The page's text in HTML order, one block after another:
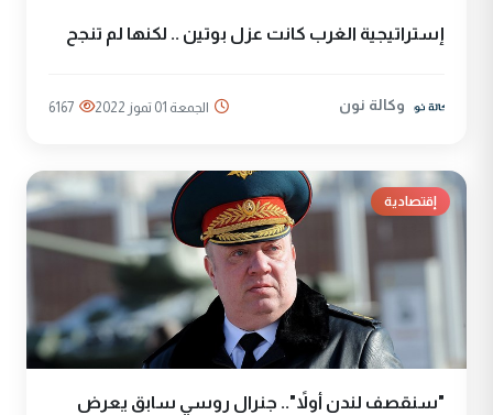
إستراتيجية الغرب كانت عزل بوتين .. لكنها لم تنجح
وكالة نون الجمعة 01 تموز 2022 6167
إقتصادية
"سنقصف لندن أولاً".. جنرال روسي سابق يعرض